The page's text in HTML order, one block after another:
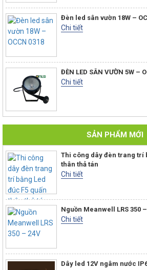
Đèn led sân vườn 18W –
Chi tiết
ĐÈN LED SÂN VƯỜN 5W –
Chi tiết
SẢN PHẨM MỚI
Thi công dây đèn trang trí
thân thả tán
Chi tiết
Nguồn Meanwell LRS 350
Chi tiết
Dây led 12V ngâm nước